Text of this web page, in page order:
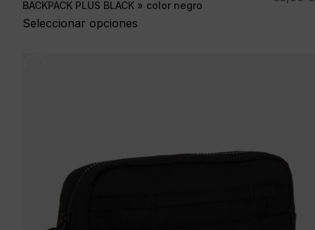
BACKPACK PLUS BLACK » color negro
Seleccionar opciones